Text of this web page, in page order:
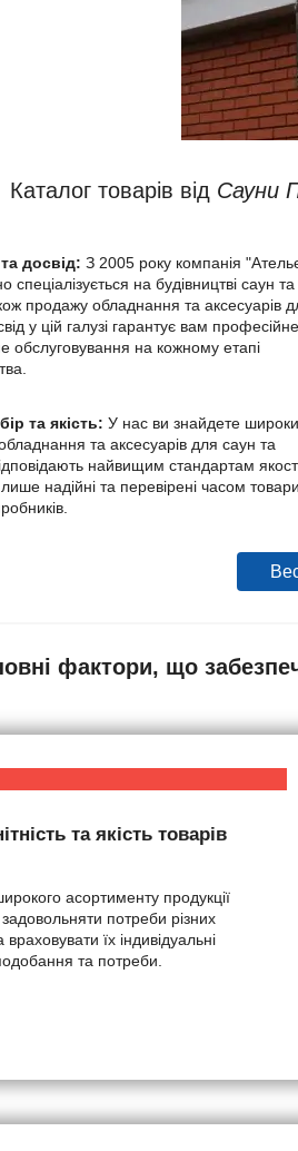
Каталог товарів від Сауни
досвід: З 2005 року компанія
спеціалізується на будівництві саун та
продажу обладнання та аксесуарів
у цій галузі гарантує вам
обслуговування на кожному етапі
та якість: У нас ви знайдете
та аксесуарів для саун та
найвищим стандартам
надійні та перевірені часом
фактори, що
та якість товарів
асортименту продукції
потреби різних
враховувати їх індивідуальні
та потреби.